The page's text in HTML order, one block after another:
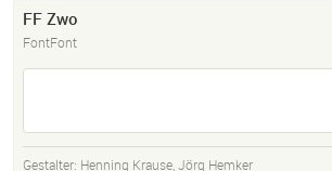
FF Zwo
FontFont
Gestalter: Henning Krause,Jörg Hemker